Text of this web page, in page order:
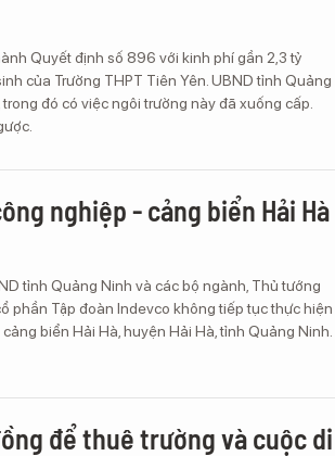
Quyết định số 896 với kinh phí gần 2,3 tỷ
của Trường THPT Tiên Yên. UBND tỉnh Quảng
đó có việc ngôi trường này đã xuống cấp.
nghiệp - cảng biển Hải Hà
tỉnh Quảng Ninh và các bộ ngành, Thủ tướng
phần Tập đoàn Indevco không tiếp tục thực hiện
biển Hải Hà, huyện Hải Hà, tỉnh Quảng Ninh.
để thuê trường và cuộc di